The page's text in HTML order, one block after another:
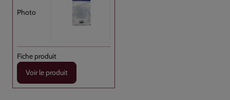
Voir le produit